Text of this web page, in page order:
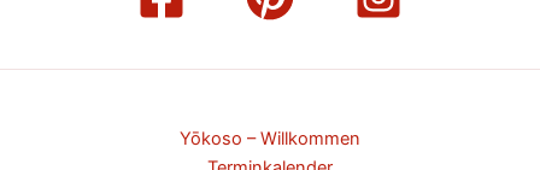
Yōkoso – Willkommen